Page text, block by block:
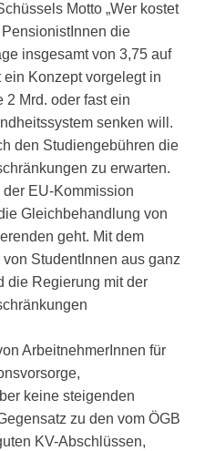
Motto „Wer kostet
die
insgesamt von 3,75 auf
Konzept vorgelegt in
2 Mrd. oder fast ein
senken will.
den Studiengebühren die
zu erwarten.
EU-Kommission
Gleichbehandlung von
geht. Mit dem
StudentInnen aus ganz
die Regierung mit der
ArbeitnehmerInnen für
keine steigenden
zu den vom ÖGB
KV-Abschlüssen,